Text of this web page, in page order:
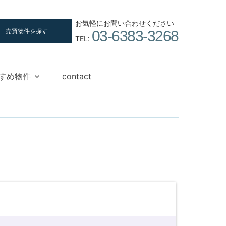
売買物件を探す
お気軽にお問い合わせください
TEL: 03-6383-3268
め物件 contact